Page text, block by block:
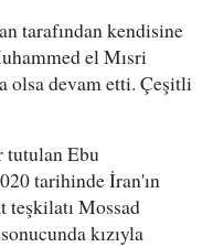
tarafından kendisine
el Mısri
olsa devam etti. Çeşitli
tutulan Ebu
tarihinde İran'ın
teşkilatı Mossad
kızıyla